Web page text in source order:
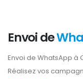
Envoi de
Envoi de WhatsApp à
Réalisez vos